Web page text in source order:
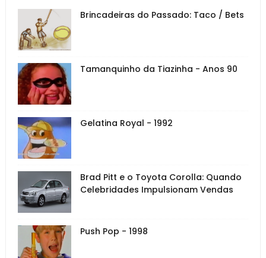
Brincadeiras do Passado: Taco / Bets
Tamanquinho da Tiazinha - Anos 90
Gelatina Royal - 1992
Brad Pitt e o Toyota Corolla: Quando
Celebridades Impulsionam Vendas
Push Pop - 1998